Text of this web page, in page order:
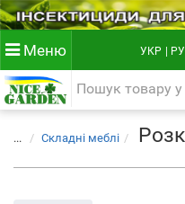
Меню УКР |
... Складні меблі